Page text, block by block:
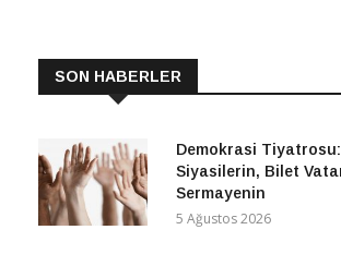
SON HABERLER
Demokrasi
Siyasilerin, Bilet
Sermayenin
5 Ağustos 2026